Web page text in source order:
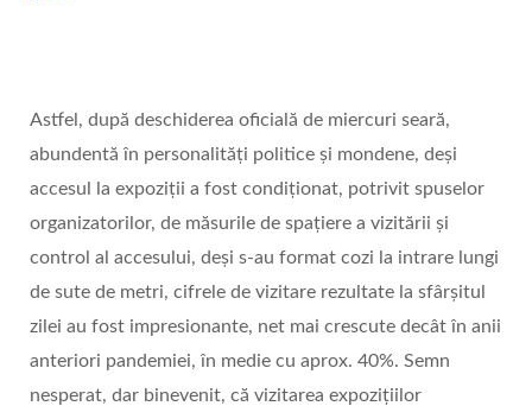
Astfel, după deschiderea oficială de miercuri seară,
abundentă în personalități politice și mondene, deși
accesul la expoziții a fost condiționat, potrivit spuselor
organizatorilor, de măsurile de spațiere a vizitării și
control al accesului, deși s-au format cozi la intrare lungi
de sute de metri, cifrele de vizitare rezultate la sfârșitul
zilei au fost impresionante, net mai crescute decât în anii
anteriori pandemiei, în medie cu aprox. 40%. Semn
nesperat, dar binevenit, că vizitarea expozițiilor